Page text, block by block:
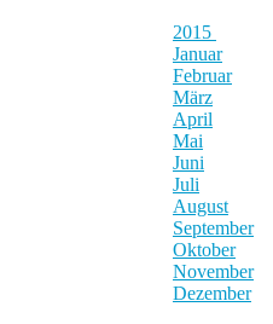
2015
Januar
Februar
März
April
Mai
Juni
Juli
August
September
Oktober
November
Dezember